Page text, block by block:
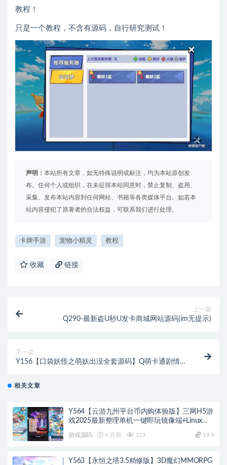
教程！
只是一个教程，不含有源码，自行研究测试！
声明： 本站所有文章，如无特殊说明或标注，均为本站原创发
布。任何个人或组织，在未征得本站同意时，禁止复制、盗用、
采集、发布本站内容到任何网站、书籍等各类媒体平台。如若本
站内容侵犯了原著者的合法权益，可联系我们进行处理。
卡牌手游 宠物小精灵 教程
收藏 链接
上一篇
Q290-最新盗U秒U发卡商城网站源码(im无提示)
下一篇
Y156【口袋妖怪之萌妖出没全套源码】Q萌卡通剧情手
相关文章
Y564【云游九州平台币内购体验版】三网H5游
戏2025最新整理单机一键即玩镜像端+Linux手
游戏源码 9 月前 123 19.9
Y563【永恒之塔3.5精修版】3D魔幻MMORPG